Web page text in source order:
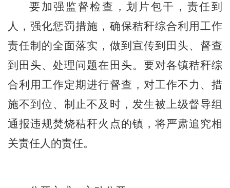
要加强监督检查，划片包干，责任到
人，强化惩罚措施，确保秸秆综合利用工作
责任制的全面落实，做到宣传到田头、督查
到田头、处理问题在田头。要对各镇秸秆综
合利用工作定期进行督查，对工作不力、措
施不到位、制止不及时，发生被上级督导组
通报违规焚烧秸秆火点的镇，将严肃追究相
关责任人的责任。